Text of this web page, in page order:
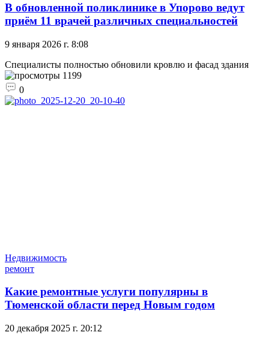
В обновленной поликлинике в Упорово ведут
приём 11 врачей различных специальностей
9 января 2026 г. 8:08
Специалисты полностью обновили кровлю и фасад здания
1199
0
Недвижимость
ремонт
Какие ремонтные услуги популярны в
Тюменской области перед Новым годом
20 декабря 2025 г. 20:12